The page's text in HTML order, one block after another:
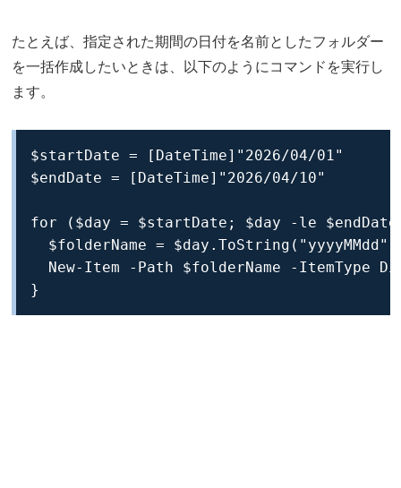
たとえば、指定された期間の日付を名前としたフォルダー
を一括作成したいときは、以下のようにコマンドを実行し
ます。
$startDate = [DateTime]"2026/04/01"
$endDate = [DateTime]"2026/04/10"
for ($day = $startDate; $day -le
  $folderName = $day.ToString("yyyyMMdd")
New-Item -Path $folderName -ItemType
}